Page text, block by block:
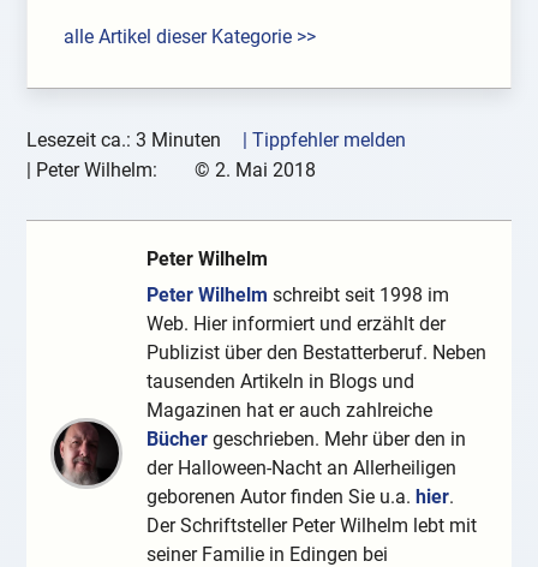
alle Artikel dieser Kategorie >>
Lesezeit ca.: 3 Minuten
| Tippfehler melden
| Peter Wilhelm: © 2. Mai 2018
Peter Wilhelm
Peter Wilhelm schreibt seit 1998 im
Web. Hier informiert und erzählt der
Publizist über den Bestatterberuf. Neben
tausenden Artikeln in Blogs und
Magazinen hat er auch zahlreiche
Bücher geschrieben. Mehr über den in
der Halloween-Nacht an Allerheiligen
geborenen Autor finden Sie u.a.hier.
Der Schriftsteller Peter Wilhelm lebt mit
seiner Familie in Edingen bei